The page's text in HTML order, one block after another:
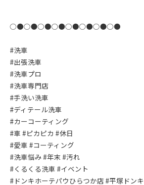
○●○●○●○●○●○●○●○●
#洗車
#出張洗車
#洗車プロ
#洗車専門店
#手洗い洗車
#ディテール洗車
#カーコーティング
#車 #ピカピカ #休日
#愛車 #コーティング
#洗車悩み #年末 #汚れ
#くるくる洗車 #イベント
#ドンキホーテパウひらつか店 #平塚ドンキ